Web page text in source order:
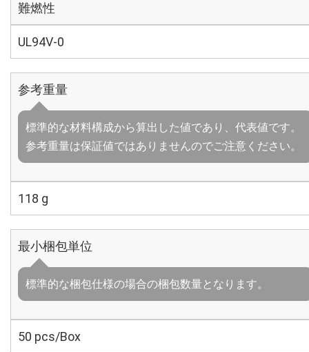
難燃性
UL94V-0
参考重量
標準的な材料構成から算出した値であり、代表値です。
参考重量は保証値ではありませんのでご注意ください。
118 g
最小梱包単位
標準的な梱包仕様の場合の梱包数量となります。
50 pcs/Box